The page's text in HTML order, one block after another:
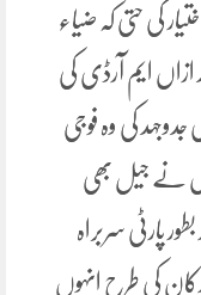
کی حتی کہ ضیاء
ازاں ایم آرڈی کی
کی وہ فوجی
نے جیل بھی
بطور پارٹی سربراہ
کی طرح انہوں